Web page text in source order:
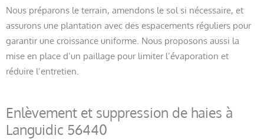
Nous préparons le terrain, amendons le sol si nécessaire, et
assurons une plantation avec des espacements réguliers pour
garantir une croissance uniforme. Nous proposons aussi la
mise en place d’un paillage pour limiter l’évaporation et
réduire l’entretien.
Enlèvement et suppression de haies à
Languidic 56440